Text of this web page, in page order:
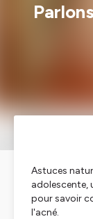
Astuces
adolescente,
pour savoir
l'acné.